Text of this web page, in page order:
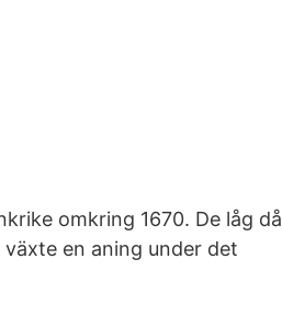
omkring 1670. De låg då
en aning under det